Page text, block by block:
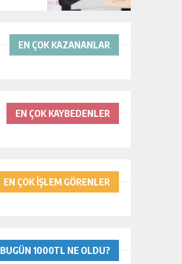
EN ÇOK KAZANANLAR
EN ÇOK KAYBEDENLER
EN ÇOK İŞLEM GÖRENLER
BUGÜN 1000TL NE OLDU?